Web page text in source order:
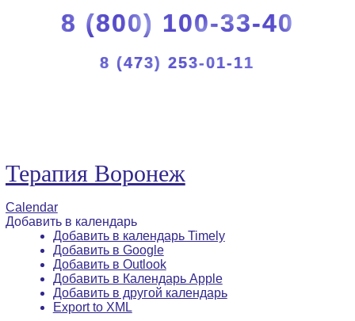
8 (800) 100-33-40
8 (473) 253-01-11
Терапия Воронеж
Calendar
Добавить в календарь
Добавить в календарь Timely
Добавить в Google
Добавить в Outlook
Добавить в Календарь Apple
Добавить в другой календарь
Export to XML